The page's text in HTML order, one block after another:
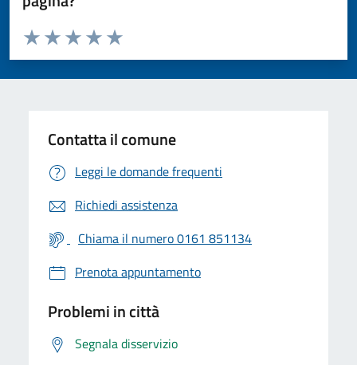
Valuta da 1 a 5 stelle la pagina
Valuta 5 stelle su 5
Valuta 4 stelle su 5
Valuta 3 stelle su 5
Valuta 2 stelle su 5
Valuta 1 stelle su 5
Contatta il comune
Leggi le domande frequenti
Richiedi assistenza
Chiama il numero 0161 851134
Prenota appuntamento
Problemi in città
Segnala disservizio